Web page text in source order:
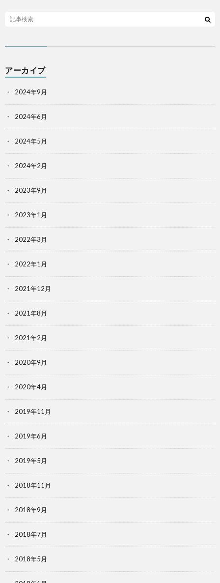
アーカイブ
2024年9月
2024年6月
2024年5月
2024年2月
2023年9月
2023年1月
2022年3月
2022年1月
2021年12月
2021年8月
2021年2月
2020年9月
2020年4月
2019年11月
2019年6月
2019年5月
2018年11月
2018年9月
2018年7月
2018年5月